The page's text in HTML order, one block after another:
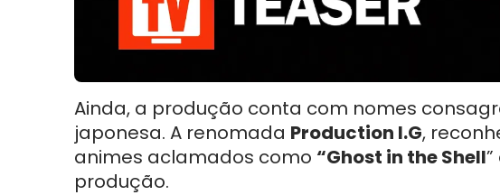
Ainda, a produção conta com nomes
japonesa. A renomada Production I.G,
animes aclamados como “Ghost in the Shell”
produção.